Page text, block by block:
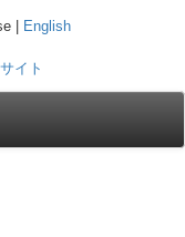
| English
イト